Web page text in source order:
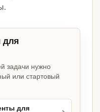
для
задачи нужно
или стартовый
для